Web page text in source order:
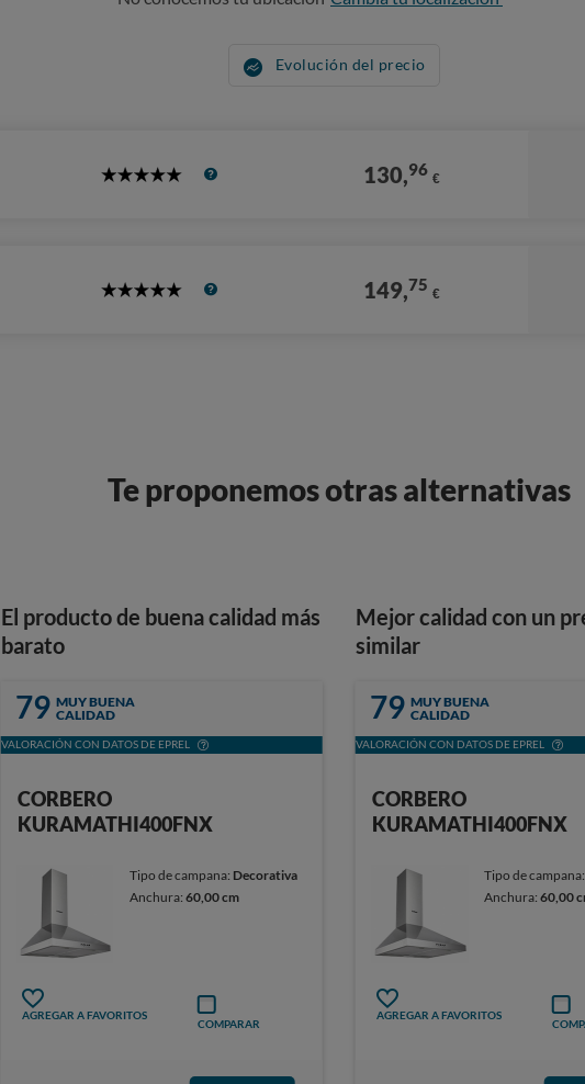
Evolución del precio
5
130,96 €
5
149,75 €
Te proponemos otras alternativas
El producto de buena calidad más
barato
79 MUY BUENA
CALIDAD
VALORACIÓN CON DATOS DE EPREL
CORBERO
KURAMATHI400FNX
Tipo de campana: Decorativa
Anchura:60,00 cm
AGREGAR A FAVORITOS
COMPARAR
Mejor calidad con un
similar
79 MUY BUENA
CALIDAD
VALORACIÓN CON DATOS DE EPREL
CORBERO
KURAMATHI400FNX
Tipo de campana:
Anchura:60,00
AGREGAR A FAVORITOS